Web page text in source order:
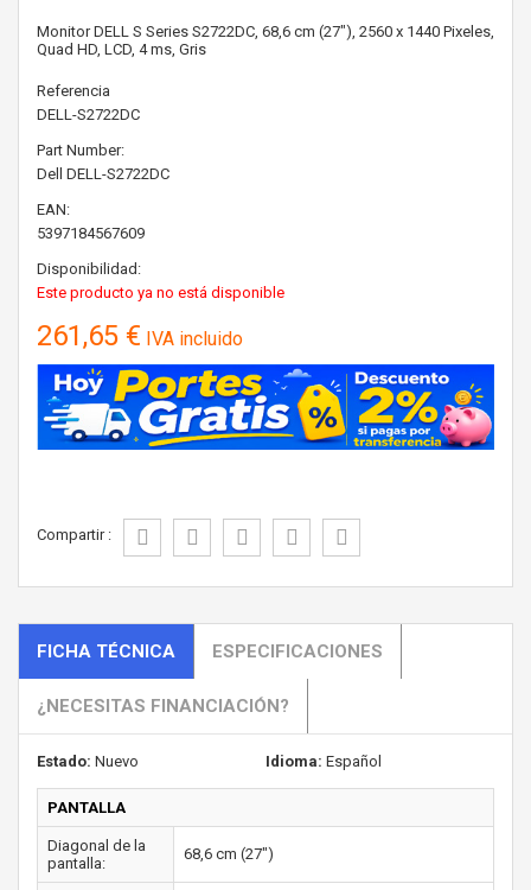
Monitor DELL S Series S2722DC, 68,6 cm (27"), 2560 x 1440 Pixeles,
Quad HD, LCD, 4 ms, Gris
Referencia
DELL-S2722DC
Part Number:
Dell DELL-S2722DC
EAN:
5397184567609
Disponibilidad:
Este producto ya no está disponible
261,65 € IVA incluido
Compartir :
FICHA TÉCNICA ESPECIFICACIONES
¿NECESITAS FINANCIACIÓN?
Estado: Nuevo Idioma: Español
PANTALLA
Diagonal de la
pantalla:
68,6 cm (27")